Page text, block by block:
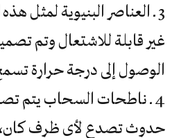
3 ـ العناصر البنيوية لمثل
غير قابلة للاشتعال وتم
الوصول إلى درجة حرارة
4 ـ ناطحات السحاب يتم
حدوث تصدع لأى ظرف كان،